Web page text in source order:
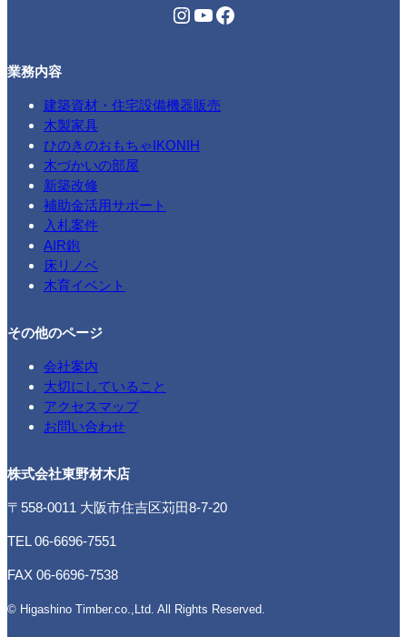
Instagram YouTube Facebook
業務内容
建築資材・住宅設備機器販売
木製家具
ひのきのおもちゃIKONIH
木づかいの部屋
新築改修
補助金活用サポート
入札案件
AIR鉋
床リノベ
木育イベント
その他のページ
会社案内
大切にしていること
アクセスマップ
お問い合わせ
株式会社東野材木店
〒558-0011 大阪市住吉区苅田8-7-20
TEL 06-6696-7551
FAX 06-6696-7538
© Higashino Timber.co.,Ltd. All Rights Reserved.